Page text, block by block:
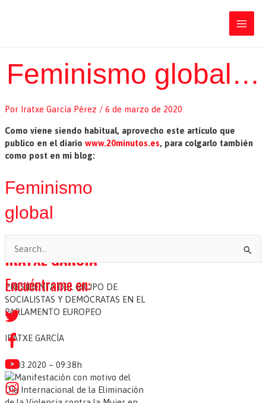
Main
Feminismo global…
Por Iratxe García Pérez / 6 de marzo de 2020
Como viene siendo habitual, aprovecho este artículo que
publico en el diario www.20minutos.es, para colgarlo también
como post en mi blog:
Feminismo
global
IRATXE GARCÍA
PRESIDENTA DEL GRUPO DE
SOCIALISTAS Y DEMÓCRATAS EN EL
PARLAMENTO EUROPEO
IRATXE GARCÍA
06.03.2020 – 09:38h
u
s
c
a
o
r
Encuéntrame en: